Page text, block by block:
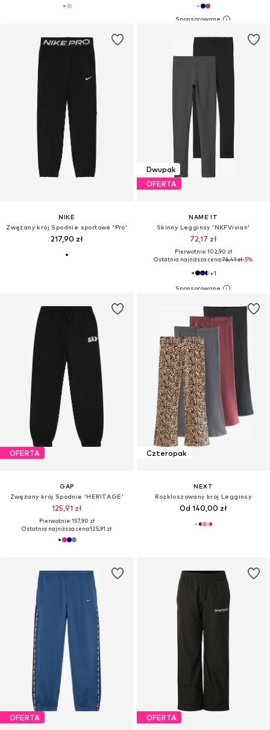
NIKE
Zwężany krój Spodnie sportowe 'Pro'
217,90 zł
Dwupak
OFERTA
NAME IT
Skinny Legginsy 'NKFVivian'
72,17 zł
Pierwotnie: 102,90 zł
Ostatnia najniższa cena:76,41 zł-5%
+1
OFERTA
GAP
Zwężany krój Spodnie 'HERITAGE'
125,91 zł
Pierwotnie: 157,90 zł
Ostatnia najniższa cena:125,91 zł
Czteropak
NEXT
Rozkloszowany krój Legginsy
Od 140,00 zł
OFERTA OFERTA